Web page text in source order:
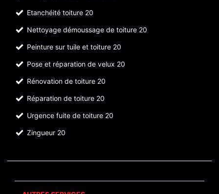
Etanchéité toiture 20
Nettoyage démoussage de toiture 20
Peinture sur tuile et toiture 20
Pose et réparation de velux 20
Rénovation de toiture 20
Réparation de toiture 20
Urgence fuite de toiture 20
Zingueur 20